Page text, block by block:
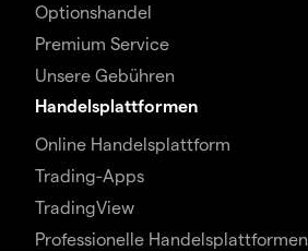
Optionshandel
Premium Service
Unsere Gebühren
Handelsplattformen
Online Handelsplattform
Trading-Apps
TradingView
Professionelle Handelsplattformen